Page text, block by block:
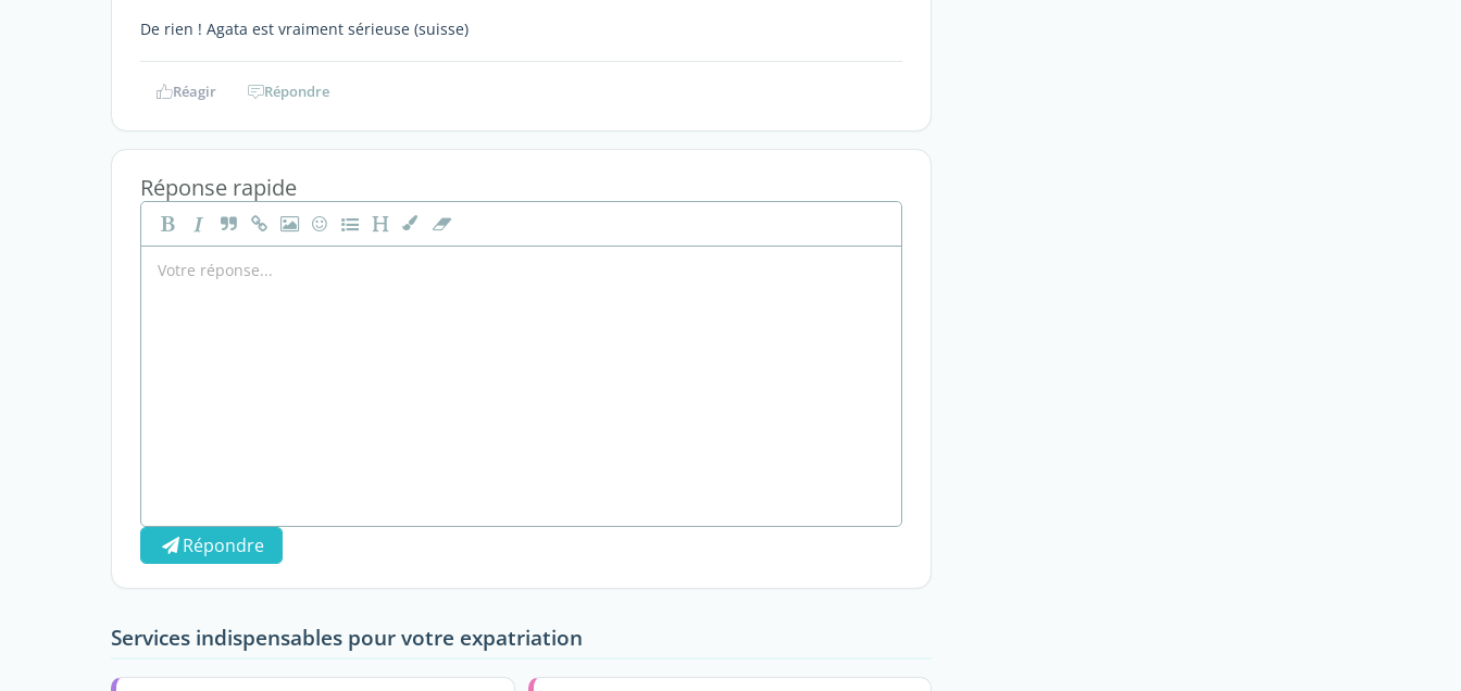
De rien ! Agata est vraiment sérieuse (suisse)
Réagir Répondre
Réponse rapide
Répondre
Services indispensables pour votre expatriation